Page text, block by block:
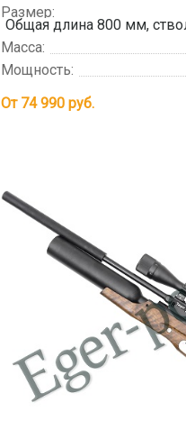
Размер:
Общая длина 800 мм,
Масса:
Мощность:
От 74 990руб.